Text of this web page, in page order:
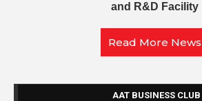
and R&D Facility
Read More News
AAT BUSINESS CLUB